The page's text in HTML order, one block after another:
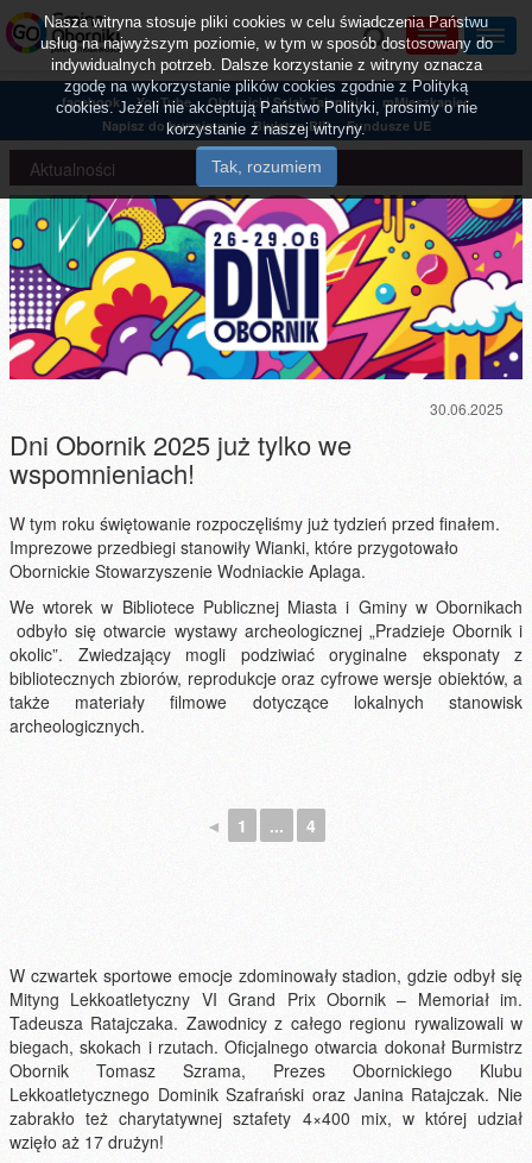
facebook YouTube Obornicki Szlak Tajemnic
mMieszkaniec
Napisz do burmistrza
Biuletyn BIP Fundusze UE
Aktualności
30.06.2025
Dni Obornik 2025 już tylko we
wspomnieniach!
W tym roku świętowanie rozpoczęliśmy już tydzień przed finałem.
Imprezowe przedbiegi stanowiły Wianki, które przygotowało
Obornickie Stowarzyszenie Wodniackie Aplaga.
We wtorek w Bibliotece Publicznej Miasta i Gminy w Obornikach
odbyło się otwarcie wystawy archeologicznej „Pradzieje Obornik i
okolic”. Zwiedzający mogli podziwiać oryginalne eksponaty z
bibliotecznych zbiorów, reprodukcje oraz cyfrowe wersje obiektów, a
także materiały filmowe dotyczące lokalnych stanowisk
archeologicznych.
◄ 1 ... 4
W czwartek sportowe emocje zdominowały stadion, gdzie odbył się
Mityng Lekkoatletyczny VI Grand Prix Obornik – Memoriał im.
Tadeusza Ratajczaka. Zawodnicy z całego regionu rywalizowali w
biegach, skokach i rzutach. Oficjalnego otwarcia dokonał Burmistrz
Obornik Tomasz Szrama, Prezes Obornickiego Klubu
Lekkoatletycznego Dominik Szafrański oraz Janina Ratajczak. Nie
zabrakło też charytatywnej sztafety 4×400 mix, w której udział
wzięło aż 17 drużyn!
Nasza witryna stosuje pliki cookies w celu świadczenia Państwu
usług na najwyższym poziomie, w tym w sposób dostosowany do
indywidualnych potrzeb. Dalsze korzystanie z witryny oznacza
zgodę na wykorzystanie plików cookies zgodnie z Polityką
cookies. Jeżeli nie akceptują Państwo Polityki, prosimy o nie
korzystanie z naszej witryny.